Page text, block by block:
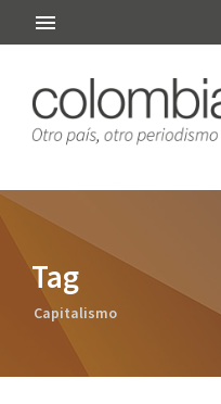
Tag
Capitalismo